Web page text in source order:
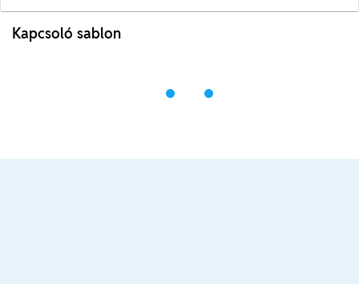
Kapcsoló sablon